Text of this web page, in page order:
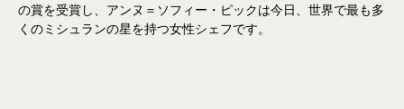
の賞を受賞し、アンヌ＝ソフィー・ピックは今日、世界で最も多
くのミシュランの星を持つ女性シェフです。